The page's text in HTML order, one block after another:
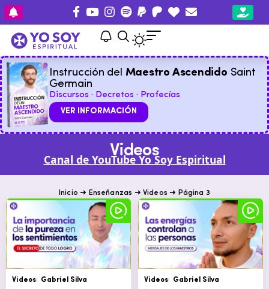
Instrucción del Maestro Ascendido Saint
Germain
Discursos · Decretos · Profecías
VER INFORMACIÓN
Videos
Canal de YouTube Yo Soy Espiritual
Inicio ➜ Enseñanzas ➜ Videos ➜ Página 3
Videos Gabriel Silva Videos Gabriel Silva